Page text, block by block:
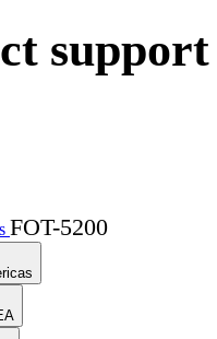
FOT-5200